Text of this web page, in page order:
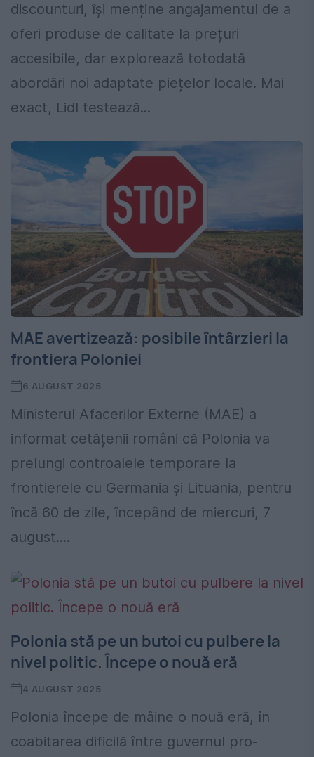
discounturi, își menține angajamentul de a
oferi produse de calitate la prețuri
accesibile, dar explorează totodată
abordări noi adaptate piețelor locale. Mai
exact, Lidl testează...
MAE avertizează: posibile întârzieri la
frontiera Poloniei
6 AUGUST 2025
Ministerul Afacerilor Externe (MAE) a
informat cetățenii români că Polonia va
prelungi controalele temporare la
frontierele cu Germania și Lituania, pentru
încă 60 de zile, începând de miercuri, 7
august....
Polonia stă pe un butoi cu pulbere la
nivel politic. Începe o nouă eră
4 AUGUST 2025
Polonia începe de mâine o nouă eră, în
coabitarea dificilă între guvernul pro-